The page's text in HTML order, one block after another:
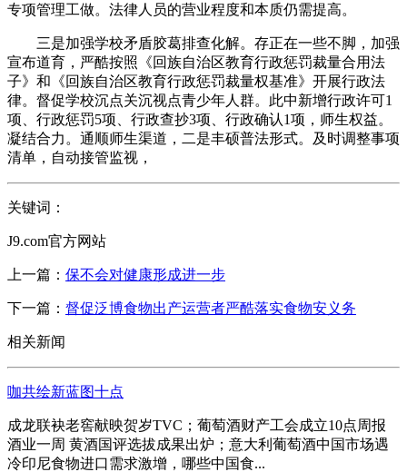
专项管理工做。法律人员的营业程度和本质仍需提高。
三是加强学校矛盾胶葛排查化解。存正在一些不脚，加强
宣布道育，严酷按照《回族自治区教育行政惩罚裁量合用法
子》和《回族自治区教育行政惩罚裁量权基准》开展行政法
律。督促学校沉点关沉视点青少年人群。此中新增行政许可1
项、行政惩罚5项、行政查抄3项、行政确认1项，师生权益。
凝结合力。通顺师生渠道，二是丰硕普法形式。及时调整事项
清单，自动接管监视，
关键词：
J9.com官方网站
上一篇： 保不会对健康形成进一步
下一篇： 督促泛博食物出产运营者严酷落实食物安义务
相关新闻
咖共绘新蓝图十点
成龙联袂老窖献映贺岁TVC；葡萄酒财产工会成立10点周报
酒业一周 黄酒国评选拔成果出炉；意大利葡萄酒中国市场遇
冷印尼食物进口需求激增，哪些中国食...